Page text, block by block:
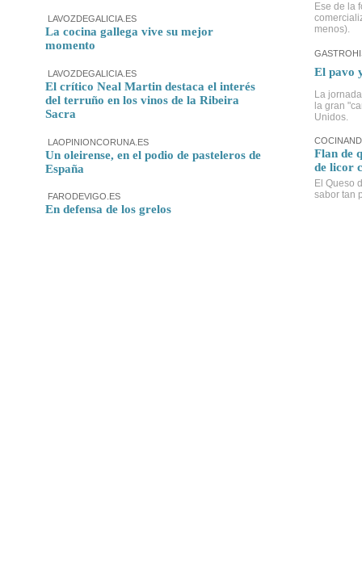
LAVOZDEGALICIA.ES
La cocina gallega vive su mejor
momento
LAVOZDEGALICIA.ES
El crítico Neal Martin destaca el interés
del terruño en los vinos de la Ribeira
Sacra
LAOPINIONCORUNA.ES
Un oleirense, en el podio de pasteleros de
España
FARODEVIGO.ES
En defensa de los grelos
Ese de la
menos).
El pavo
La
la gran
Unidos.
Flan de
de licor
El Queso
sabor tan